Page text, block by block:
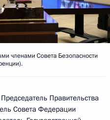
членами Совета Безопасности
Правительства
Совета Федерации